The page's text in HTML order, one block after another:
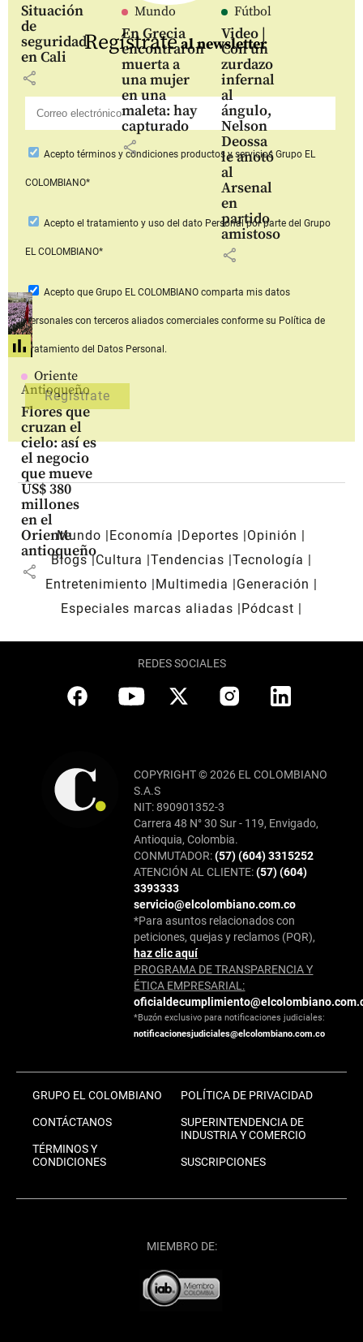
Situación
de
seguridad
en Cali
share
Mundo
En Grecia
encontraron
muerta a
una mujer
en una
maleta: hay
capturado
share
Fútbol
Video |
Con un
zurdazo
infernal
al
ángulo,
Nelson
Deossa
le anotó
al
Arsenal
en
partido
amistoso
share
Oriente
Antioqueño
Flores que
cruzan el
cielo: así es
el negocio
que mueve
US$ 380
millones
en el
Oriente
antioqueño
share
Regístrateal newsletter
Aceptotérminos y condiciones productos y serviciosGrupo EL
COLOMBIANO*
Acepto el tratamiento y uso del dato Personalpor parte del Grupo
EL COLOMBIANO*
Acepto que Grupo EL COLOMBIANOcomparta mis datos
personales con terceros aliados comerciales conforme su Política de
Tratamiento del Datos Personal.
Mundo Economía Deportes
Opinión
Blogs Cultura Tendencias Tecnología
Entretenimiento
Multimedia
Generación
Especiales marcas aliadas
Pódcast
REDES SOCIALES
COPYRIGHT © 2026 EL COLOMBIANO
S.A.S
NIT: 890901352-3
Carrera 48 N° 30 Sur - 119, Envigado,
Antioquia, Colombia.
CONMUTADOR:(57) (604) 3315252
ATENCIÓN AL CLIENTE:(57) (604)
3393333
servicio@elcolombiano.com.co
*Para asuntos relacionados con
peticiones, quejas y reclamos (PQR),
haz clic aquí
PROGRAMA DE TRANSPARENCIA Y
ÉTICA EMPRESARIAL:
*Buzón exclusivo para notificaciones judiciales:
notificacionesjudiciales@elcolombiano.com.co
GRUPO EL COLOMBIANO
CONTÁCTANOS
TÉRMINOS Y
CONDICIONES
POLÍTICA DE PRIVACIDAD
SUPERINTENDENCIA DE
INDUSTRIA Y COMERCIO
SUSCRIPCIONES
MIEMBRO DE: